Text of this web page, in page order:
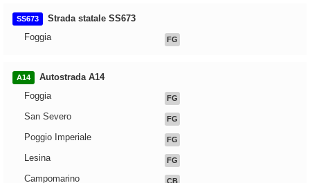
SS673
Strada statale SS673
Foggia
FG
A14
Autostrada A14
Foggia
FG
San Severo FG
Poggio Imperiale FG
Lesina FG
Campomarino CB